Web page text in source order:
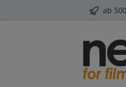
Zum Hauptinhalt springen ab